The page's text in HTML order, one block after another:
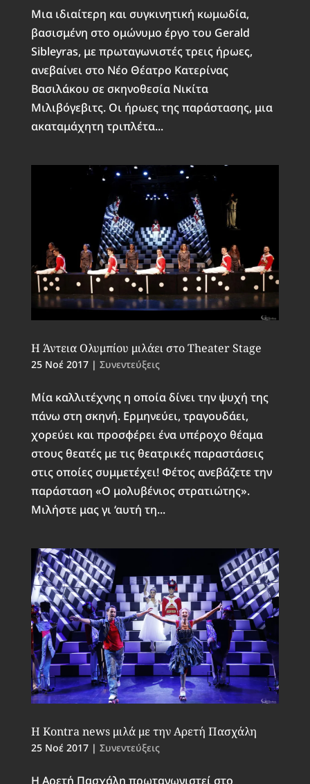
Μια ιδιαίτερη και συγκινητική κωμωδία,
βασισμένη στο ομώνυμο έργο του Gerald
Sibleyras, με πρωταγωνιστές τρεις ήρωες,
ανεβαίνει στο Νέο Θέατρο Κατερίνας
Βασιλάκου σε σκηνοθεσία Νικίτα
Μιλιβόγεβιτς. Οι ήρωες της παράστασης, μια
ακαταμάχητη τριπλέτα...
Η Άντεια Ολυμπίου μιλάει στο Theater Stage
25 Νοέ 2017| Συνεντεύξεις
Μία καλλιτέχνης η οποία δίνει την ψυχή της
πάνω στη σκηνή. Ερμηνεύει, τραγουδάει,
χορεύει και προσφέρει ένα υπέροχο θέαμα
στους θεατές με τις θεατρικές παραστάσεις
στις οποίες συμμετέχει! Φέτος ανεβάζετε την
παράσταση «Ο μολυβένιος στρατιώτης».
Μιλήστε μας γι ‘αυτή τη...
Η Kontra news μιλά με την Αρετή Πασχάλη
25 Νοέ 2017| Συνεντεύξεις
Η Αρετή Πασχάλη πρωταγωνιστεί στο